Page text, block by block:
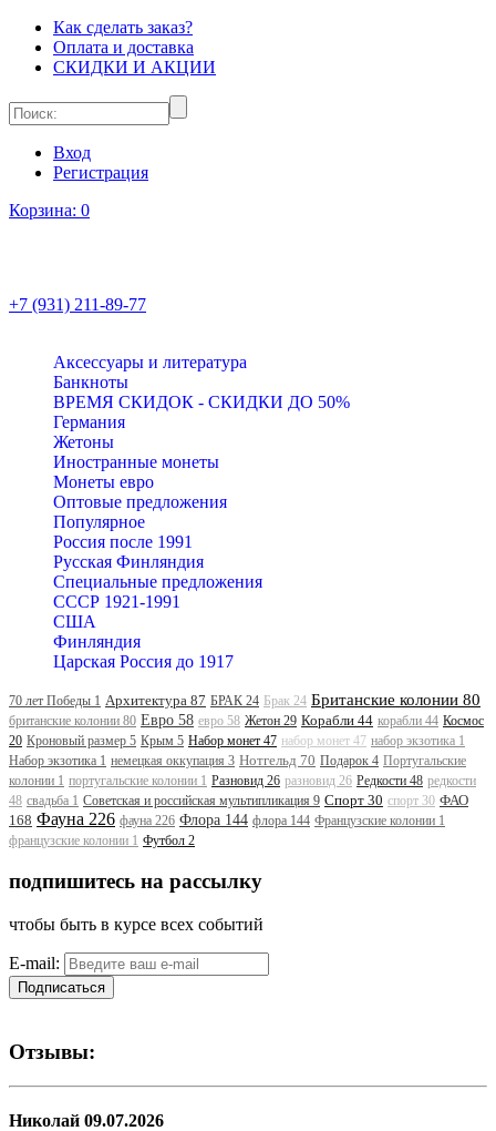
Как сделать заказ?
Оплата и доставка
СКИДКИ И АКЦИИ
Вход
Регистрация
Корзина: 0
+7 (931) 211-89-77
Аксессуары и литература
Банкноты
ВРЕМЯ СКИДОК - СКИДКИ ДО 50%
Германия
Жетоны
Иностранные монеты
Монеты евро
Оптовые предложения
Популярное
Россия после 1991
Русская Финляндия
Специальные предложения
СССР 1921-1991
США
Финляндия
Царская Россия до 1917
70 лет Победы 1 Архитектура 87 БРАК 24 Брак 24 Британские колонии 80
британские колонии 80 Евро 58 евро 58 Жетон 29 Корабли 44 корабли 44 Космос
20 Кроновый размер 5 Крым 5 Набор монет 47 набор монет 47 набор экзотика 1
Набор экзотика 1 немецкая оккупация 3 Нотгельд 70 Подарок 4 Португальские
колонии 1 португальские колонии 1 Разновид 26 разновид 26 Редкости 48 редкости
48 свадьба 1 Советская и российская мультипликация 9 Спорт 30 спорт 30 ФАО
168 Фауна 226 фауна 226 Флора 144 флора 144 Французские колонии 1
французские колонии 1 Футбол 2
подпишитесь на рассылку
чтобы быть в курсе всех событий
E-mail:
Подписаться
Отзывы:
Николай 09.07.2026